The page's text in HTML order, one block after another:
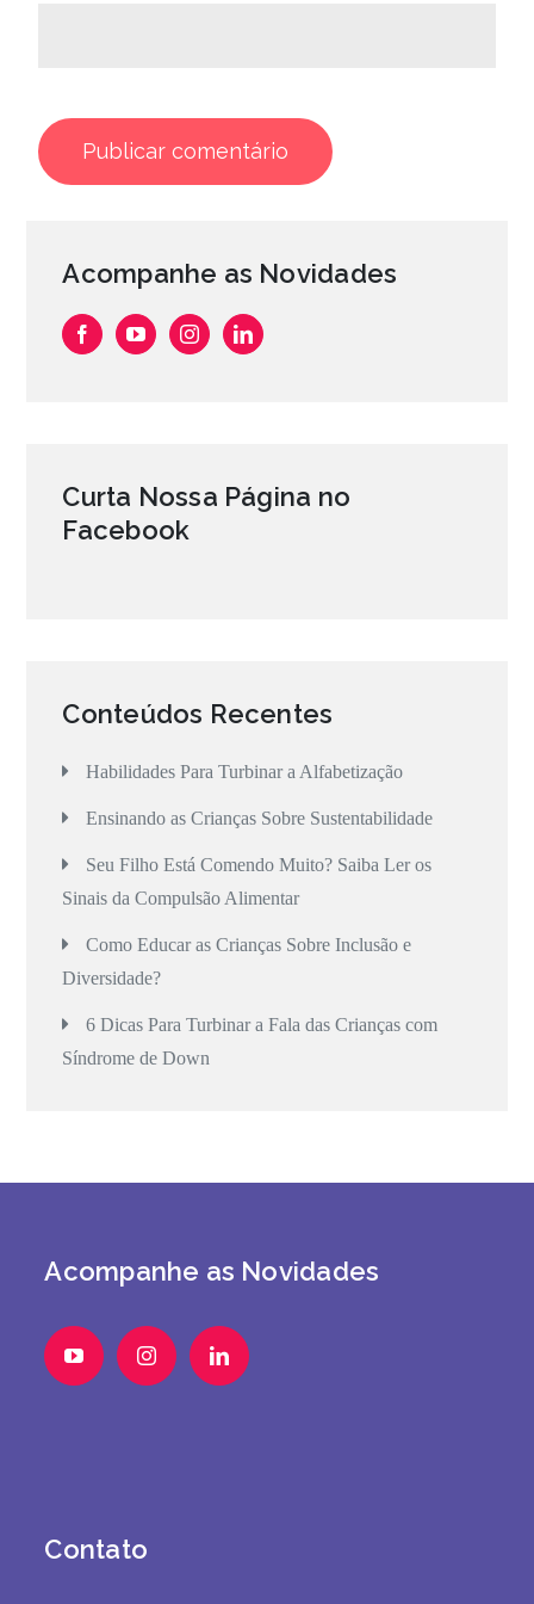
Acompanhe as Novidades
Curta Nossa Página no
Facebook
Conteúdos Recentes
Habilidades Para Turbinar a Alfabetização
Ensinando as Crianças Sobre Sustentabilidade
Seu Filho Está Comendo Muito? Saiba Ler os
Sinais da Compulsão Alimentar
Como Educar as Crianças Sobre Inclusão e
Diversidade?
6 Dicas Para Turbinar a Fala das Crianças com
Síndrome de Down
Acompanhe as Novidades
Contato